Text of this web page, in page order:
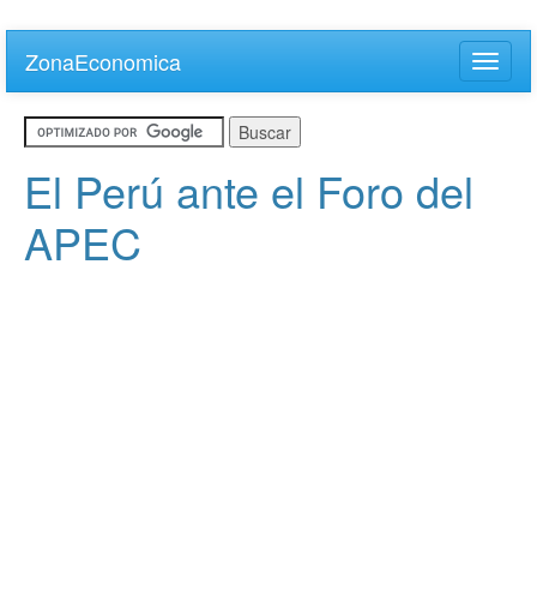
main
content
ZonaEconomica
Toggle
El Perú ante el Foro del
APEC